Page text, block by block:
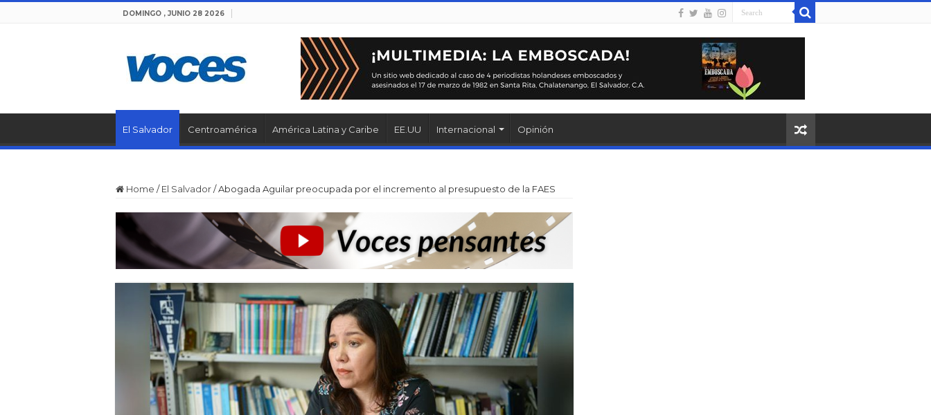
DOMINGO , JUNIO 28 2026
El Salvador Centroamérica América Latina y Caribe EE.UU Internacional Opinión
Home / El Salvador/Abogada Aguilar preocupada por el incremento al presupuesto de la FAES